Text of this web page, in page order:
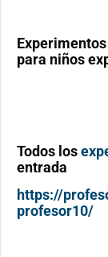
para niños
Todos los
entrada
https://
profesor10/